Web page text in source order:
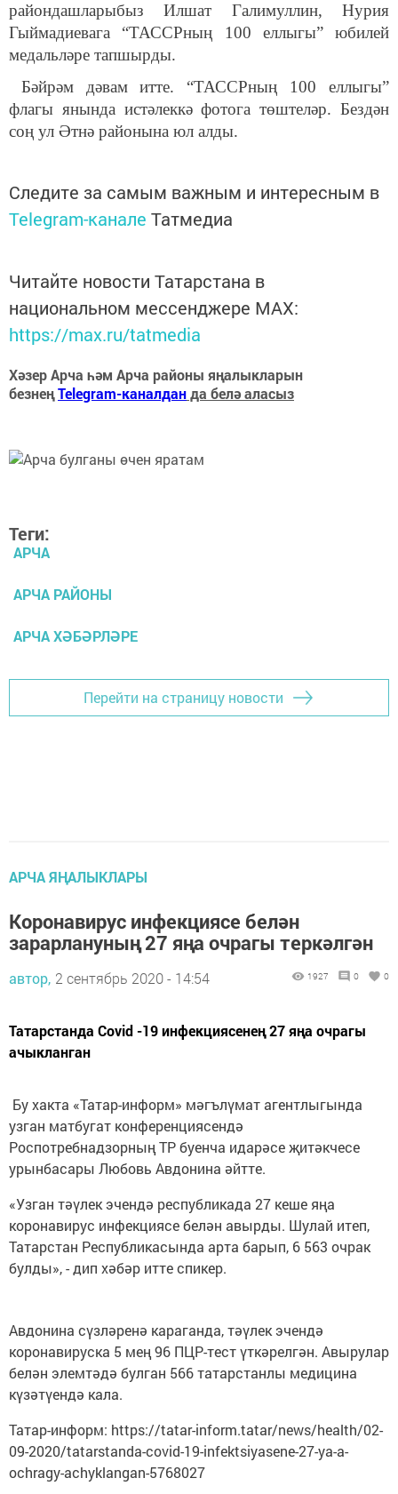
райондашларыбыз Илшат Галимуллин, Нурия
Гыймадиевага “ТАССРның 100 еллыгы” юбилей
медальләре тапшырды.
Бәйрәм дәвам итте. “ТАССРның 100 еллыгы”
флагы янында истәлеккә фотога төштеләр. Бездән
соң ул Әтнә районына юл алды.
Следите за самым важным и интересным в
Telegram-канале Татмедиа
Читайте новости Татарстана в
национальном мессенджере MАХ:
https://max.ru/tatmedia
Хәзер Арча һәм Арча районы яңалыкларын
безнеңTelegram-каналданда белә аласыз
Теги:
АРЧА
АРЧА РАЙОНЫ
АРЧА ХӘБӘРЛӘРЕ
Перейти на страницу новости
АРЧА ЯҢАЛЫКЛАРЫ
Коронавирус инфекциясе белән
зарарлануның 27 яңа очрагы теркәлгән
автор, 2 сентябрь 2020 - 14:54 1927 0 0
Татарстанда Covid -19 инфекциясенең 27 яңа очрагы
ачыкланган
Бу хакта «Татар-информ» мәгълүмат агентлыгында
узган матбугат конференциясендә
Роспотребнадзорның ТР буенча идарәсе җитәкчесе
урынбасары Любовь Авдонина әйтте.
«Узган тәүлек эчендә республикада 27 кеше яңа
коронавирус инфекциясе белән авырды. Шулай итеп,
Татарстан Республикасында арта барып, 6 563 очрак
булды», - дип хәбәр итте спикер.
Авдонина сүзләренә караганда, тәүлек эчендә
коронавируска 5 мең 96 ПЦР-тест үткәрелгән. Авырулар
белән элемтәдә булган 566 татарстанлы медицина
күзәтүендә кала.
Татар-информ: https://tatar-inform.tatar/news/health/02-
09-2020/tatarstanda-covid-19-infektsiyasene-27-ya-a-
ochragy-achyklangan-5768027